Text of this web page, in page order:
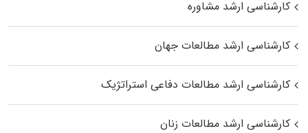
کارشناسی ارشد مشاوره
کارشناسی ارشد مطالعات جهان
کارشناسی ارشد مطالعات دفاعی استراتژیک
کارشناسی ارشد مطالعات زنان